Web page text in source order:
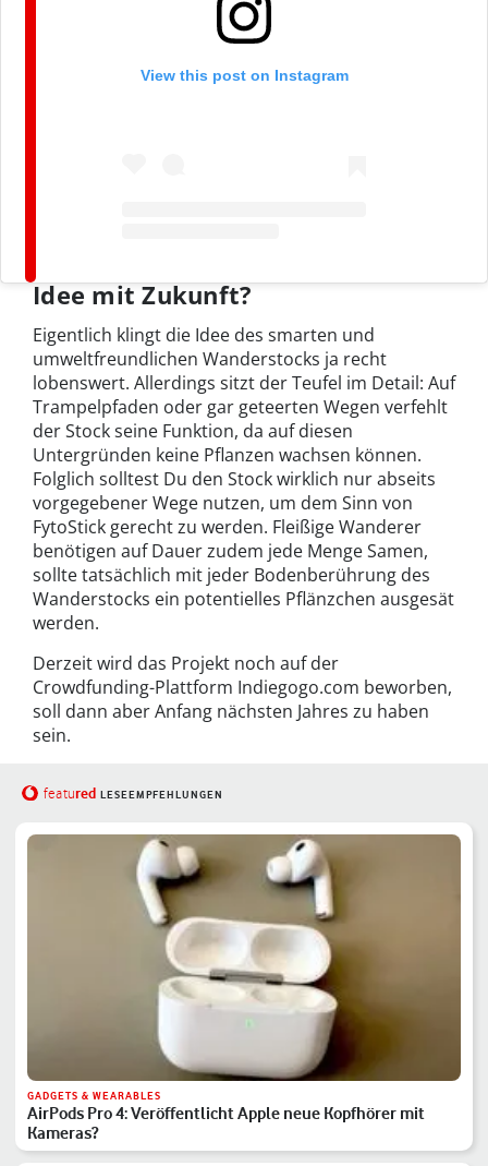
View this post on Instagram
Idee mit Zukunft?
Eigentlich klingt die Idee des smarten und
umweltfreundlichen Wanderstocks ja recht
lobenswert. Allerdings sitzt der Teufel im Detail: Auf
Trampelpfaden oder gar geteerten Wegen verfehlt
der Stock seine Funktion, da auf diesen
Untergründen keine Pflanzen wachsen können.
Folglich solltest Du den Stock wirklich nur abseits
vorgegebener Wege nutzen, um dem Sinn von
FytoStick gerecht zu werden. Fleißige Wanderer
benötigen auf Dauer zudem jede Menge Samen,
sollte tatsächlich mit jeder Bodenberührung des
Wanderstocks ein potentielles Pflänzchen ausgesät
werden.
Derzeit wird das Projekt noch auf der
Crowdfunding-Plattform Indiegogo.com beworben,
soll dann aber Anfang nächsten Jahres zu haben
sein.
featured LESEEMPFEHLUNGEN
GADGETS & WEARABLES
AirPods Pro 4: Veröffentlicht Apple neue Kopfhörer mit
Kameras?